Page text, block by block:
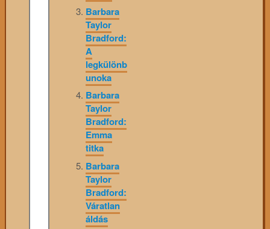
Barbara
Taylor
Bradford:
A
legkülönb
unoka
Barbara
Taylor
Bradford:
Emma
titka
Barbara
Taylor
Bradford:
Váratlan
áldás